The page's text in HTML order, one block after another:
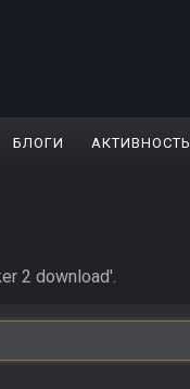
БЛОГИ АКТИВНОСТЬ
2 download'.